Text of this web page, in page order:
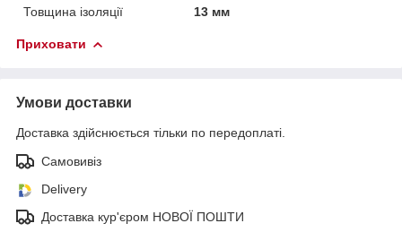
Товщина ізоляції
13 мм
Приховати
Умови доставки
Доставка здійснюється тільки по передоплаті.
Самовивіз
Delivery
Доставка кур'єром НОВОЇ ПОШТИ